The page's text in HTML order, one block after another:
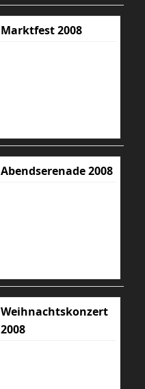
Marktfest 2008
Abendserenade 2008
Weihnachtskonzert
2008